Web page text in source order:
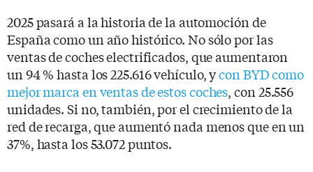
2025 pasará a la historia de la automoción de
España como un año histórico. No sólo por las
ventas de coches electrificados, que aumentaron
un 94 % hasta los 225.616 vehículo, ycon BYD como
mejor marca en ventas de estos coches, con 25.556
unidades. Si no, también, por el crecimiento de la
red de recarga, que aumentó nada menos que en un
37%, hasta los 53.072 puntos.